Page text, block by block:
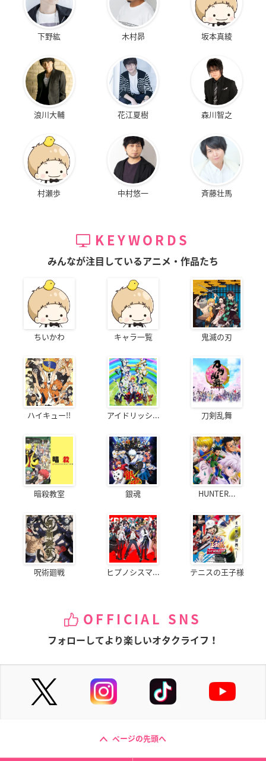
下野紘 木村昴 坂本真綾
浪川大輔 花江夏樹 森川智之
村瀬歩 中村悠一 斉藤壮馬
KEYWORDS
みんなが注目しているアニメ・作品たち
ちいかわ キャラ一覧 鬼滅の刃
ハイキュー!! アイドリッシ... 刀剣乱舞
暗殺教室 銀魂 HUNTER...
呪術廻戦 ヒプノシスマ... テニスの王子様
OFFICIAL SNS
フォローしてより楽しいオタクライフ！
ページの先頭へ